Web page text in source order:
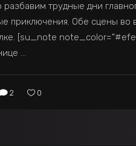
трудные дни
приключения. Обе сцены во
[su_note
2 0